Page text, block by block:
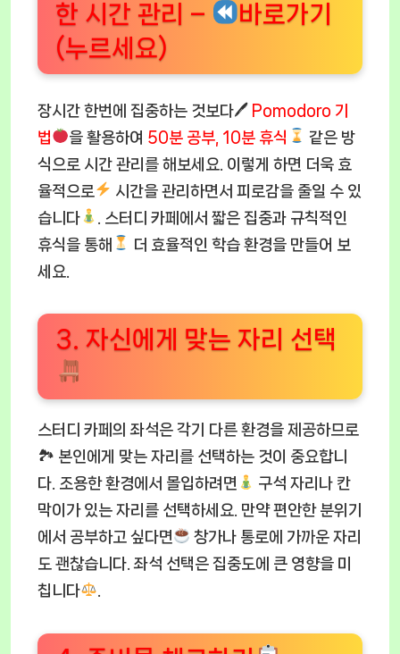
한 시간 관리 –
바로가기
(누르세요)
장시간 한번에 집중하는 것보다🖊 Pomodoro 기
법
을 활용하여 50분 공부, 10분 휴식
같은 방
식으로 시간 관리를 해보세요. 이렇게 하면 더욱 효
율적으로
시간을 관리하면서 피로감을 줄일 수 있
습니다
. 스터디 카페에서 짧은 집중과 규칙적인
휴식을 통해
더 효율적인 학습 환경을 만들어 보
세요.
3. 자신에게 맞는 자리 선택
스터디 카페의 좌석은 각기 다른 환경을 제공하므로
🏞 본인에게 맞는 자리를 선택하는 것이 중요합니
다. 조용한 환경에서 몰입하려면
구석 자리나 칸
막이가 있는 자리를 선택하세요. 만약 편안한 분위기
에서 공부하고 싶다면
창가나 통로에 가까운 자리
도 괜찮습니다. 좌석 선택은 집중도에 큰 영향을 미
칩니다